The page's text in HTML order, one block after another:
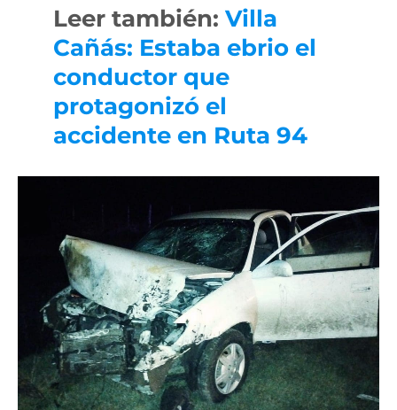
Leer también: Villa
Cañás: Estaba ebrio el
conductor que
protagonizó el
accidente en Ruta 94